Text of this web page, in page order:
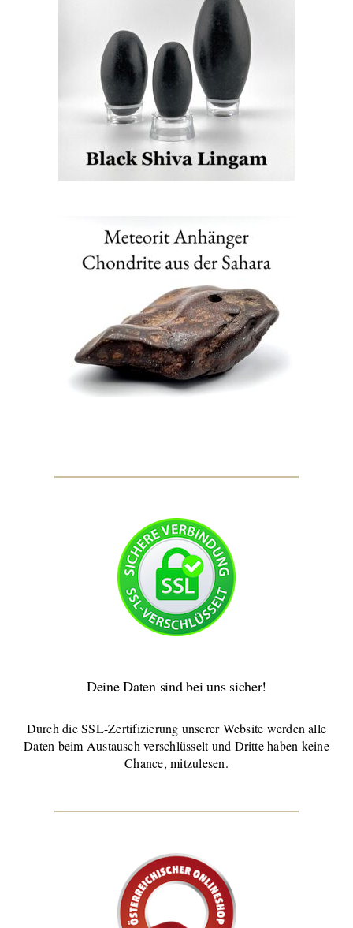
Deine Daten sind bei uns sicher!
Durch die SSL-Zertifizierung unserer Website werden alle
Daten beim Austausch verschlüsselt und Dritte haben keine
Chance, mitzulesen.